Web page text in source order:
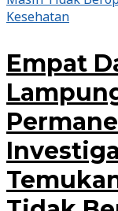
Kesehatan
Empat